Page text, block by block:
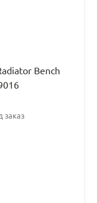
Bench
заказ